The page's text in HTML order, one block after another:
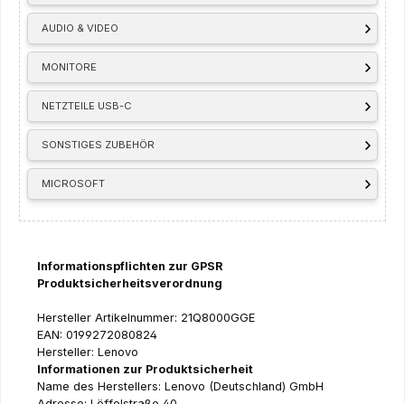
AUDIO & VIDEO
MONITORE
NETZTEILE USB-C
SONSTIGES ZUBEHÖR
MICROSOFT
Informationspflichten zur GPSR
Produktsicherheitsverordnung
Hersteller Artikelnummer: 21Q8000GGE
EAN: 0199272080824
Hersteller: Lenovo
Informationen zur Produktsicherheit
Name des Herstellers: Lenovo (Deutschland) GmbH